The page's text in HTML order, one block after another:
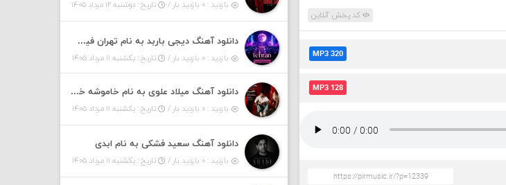
کد پخش آنلاین
MP3 320
MP3 128
بازدید : ۰ بازدید بار / تاریخ : دوشنبه ۱۲ مرداد ۱۴۰۵
دانلود آهنگ دیجی باربد به نام تهران فیت ۵۵ (پادکست)
بازدید : ۰ بازدید بار / تاریخ : یکشنبه ۱۱ مرداد ۱۴۰۵
دانلود آهنگ میلاد علوی به نام خاموشه خطت
بازدید : ۰ بازدید بار / تاریخ : یکشنبه ۱۱ مرداد ۱۴۰۵
دانلود آهنگ سعید فشکی به نام ابدی
بازدید : ۰ بازدید بار / تاریخ : یکشنبه ۱۱ مرداد ۱۴۰۵